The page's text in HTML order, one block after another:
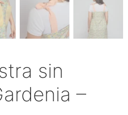
sin
–